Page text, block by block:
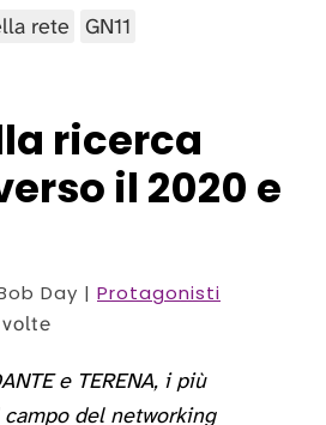
rete GN11
ricerca
il 2020 e
Day | Protagonisti
e TERENA, i più
del networking